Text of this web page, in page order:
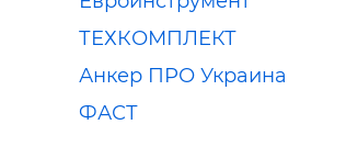
ТЕХКОМПЛЕКТ
Анкер ПРО Украина
ФАСТ